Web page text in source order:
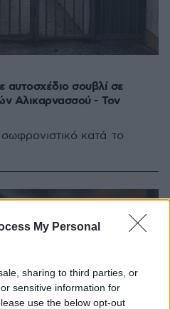
My Personal
sharing to third parties, or
sensitive information for
use the below opt-out
αυτοσχέδιο σουβλί σε
Αλικαρνασσού - Τον
κατά το